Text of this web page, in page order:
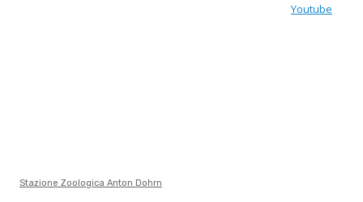
Youtube
Stazione Zoologica Anton Dohrn